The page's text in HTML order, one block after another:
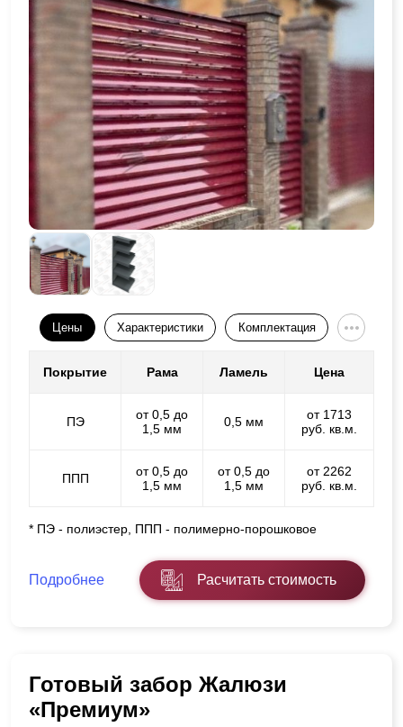
Цены Характеристики Комплектация
Покрытие Рама Ламель Цена
ПЭ
от 0,5 до
1,5 мм
0,5 мм
от 1713
руб. кв.м.
ППП
от 0,5 до
1,5 мм
от 0,5 до
1,5 мм
от 2262
руб. кв.м.
* ПЭ - полиэстер, ППП - полимерно-порошковое
Подробнее Расчитать стоимость
Готовый забор Жалюзи
«Премиум»